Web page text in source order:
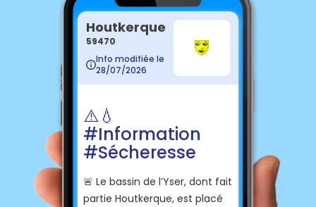
Houtkerque
59470
Info modifiée le
28/07/2026
⚠️💧
#Information
#Sécheresse
🚨 Le bassin de l’Yser, dont fait
partie Houtkerque, est placé